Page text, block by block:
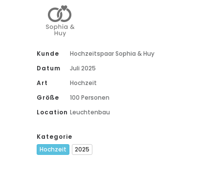
Kunde
Hochzeitspaar Sophia & Huy
Datum
Juli 2025
Art
Hochzeit
Größe
100 Personen
Location Leuchtenbau
Kategorie
Hochzeit
2025